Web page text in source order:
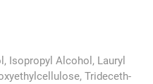
Isopropyl Alcohol, Lauryl
Trideceth-